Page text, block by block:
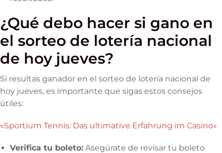
¿Qué debo hacer si gano en
el sorteo de lotería nacional
de hoy jueves?
Si resultas ganador en el sorteo de lotería nacional de
hoy jueves, es importante que sigas estos consejos
útiles:
«Sportium Tennis: Das ultimative Erfahrung im Casino»
Verifica tu boleto: Asegúrate de revisar tu boleto